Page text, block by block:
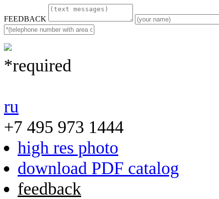
FEEDBACK
*required
ru
+7 495 973 1444
high res photo
download PDF catalog
feedback